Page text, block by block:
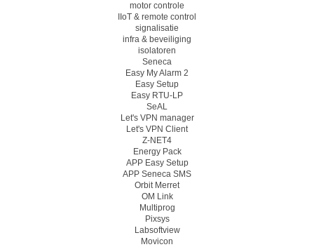
motor controle
IIoT & remote control
signalisatie
infra & beveiliging
isolatoren
Seneca
Easy My Alarm 2
Easy Setup
Easy RTU-LP
SeAL
Let's VPN manager
Let's VPN Client
Z-NET4
Energy Pack
APP Easy Setup
APP Seneca SMS
Orbit Merret
OM Link
Multiprog
Pixsys
Labsoftview
Movicon